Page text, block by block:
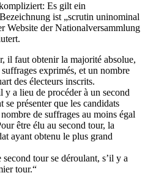
Es gilt ein
ist „scrutin uninominal
Website der Nationalversammlung
il faut obtenir la majorité absolue,
exprimés, et un nombre
des électeurs inscrits.
y a lieu de procéder à un second
présenter que les candidats
de suffrages au moins égal
être élu au second tour, la
ayant obtenu le plus grand
tour se déroulant, s’il y a
tour.“